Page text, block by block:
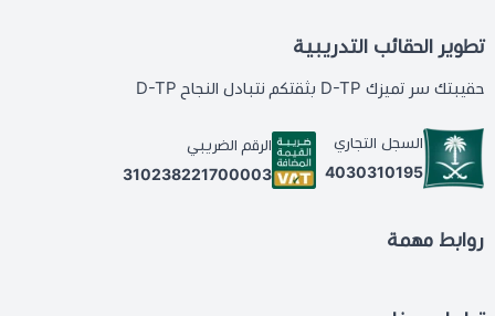
تطوير الحقائب التدريبية
حقيبتك سر تميزك D-TP بثقتكم نتبادل النجاح D-TP
السجل التجاري
4030310195
الرقم الضريبي
310238221700003
روابط مهمة